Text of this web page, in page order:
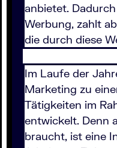
anbietet.
Werbung, zahlt
die durch diese
Im Laufe der
Marketing zu
Tätigkeiten im
entwickelt. Denn
braucht, ist eine